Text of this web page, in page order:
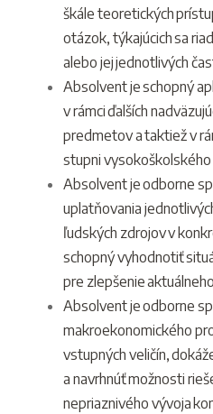
škále teoretických
otázok, týkajúcich sa
alebo jej jednotlivých
Absolvent je schopný
v rámci ďalších
predmetov a taktiež v
stupni vysokoškolského
Absolvent je odborne
uplatňovania
ľudských zdrojov v
schopný vyhodnotiť
pre zlepšenie
Absolvent je odborne
makroekonomického
vstupných veličín,
a navrhnúť možnosti
nepriaznivého vývoja